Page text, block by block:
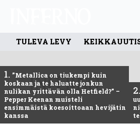
TULEVA LEVY
1. ”Metallica on tiukempi kuin
koskaan ja te haluatte jonkun
nulikan yrittävän olla Hetfield?” –
Pepper Keenan muisteli
ensimmäistä koesoittoaan hevijätin
kanssa
2.